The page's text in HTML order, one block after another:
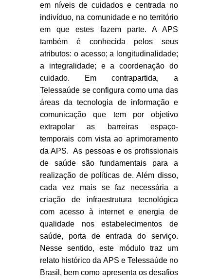
em níveis de cuidados e centrada no
indivíduo, na comunidade e no território
em que estes fazem parte. A APS
também é conhecida pelos seus
atributos: o acesso; a longitudinalidade;
a integralidade; e a coordenação do
cuidado. Em contrapartida, a
Telessaúde se configura como uma das
áreas da tecnologia de informação e
comunicação que tem por objetivo
extrapolar as barreiras espaço-
temporais com vista ao aprimoramento
da APS.
As pessoas e os profissionais
de saúde são fundamentais para a
realização de políticas de. Além disso,
cada vez mais se faz necessária a
criação de infraestrutura tecnológica
com acesso à internet e energia de
qualidade nos estabelecimentos de
saúde, porta de entrada do serviço.
Nesse sentido, este módulo traz um
relato histórico da APS e Telessaúde no
Brasil, bem como apresenta os desafios